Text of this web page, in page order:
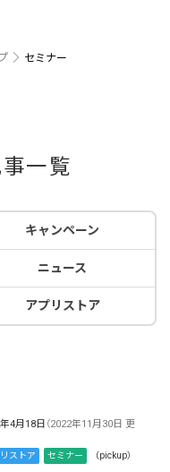
セミナー
一覧
キャンペーン
ニュース
アプリストア
4月18日 （2022年11月30日 更
ストア セミナー （pickup）